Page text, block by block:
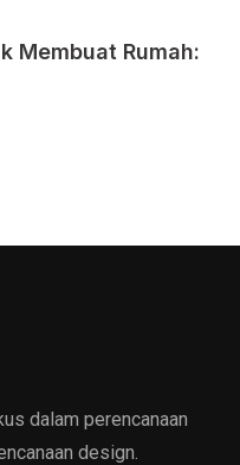
Membuat Rumah:
dalam perencanaan
design.